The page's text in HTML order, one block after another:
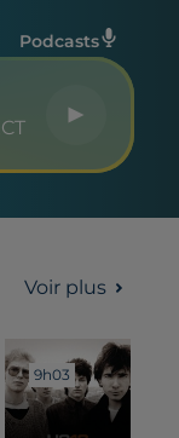
Podcasts
Voir plus
9h03
9h03